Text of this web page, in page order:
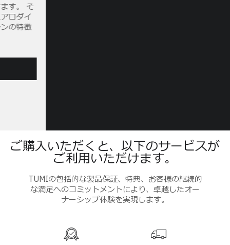
ご購入いただくと、以下のサービスが
ご利用いただけます。
TUMIの包括的な製品保証、特典、お客様の継続的
な満足へのコミットメントにより、卓越したオー
ナーシップ体験を実現します。